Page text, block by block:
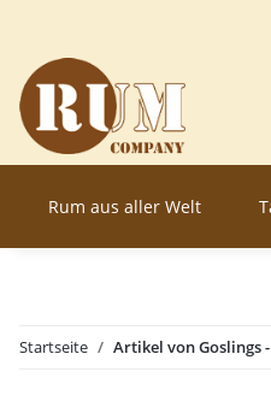
Rum aus aller Welt
Startseite Artikel von Goslings